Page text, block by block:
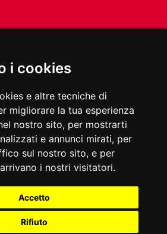
i cookies
e altre tecniche di
migliorare la tua esperienza
nostro sito, per mostrarti
e annunci mirati, per
sul nostro sito, e per
i nostri visitatori.
Accetto
Rifiuto
2026
di Garlando S.p.A.
delle Imprese presso la CCIAA di
- Capitale Sociale € 2.035.000,00